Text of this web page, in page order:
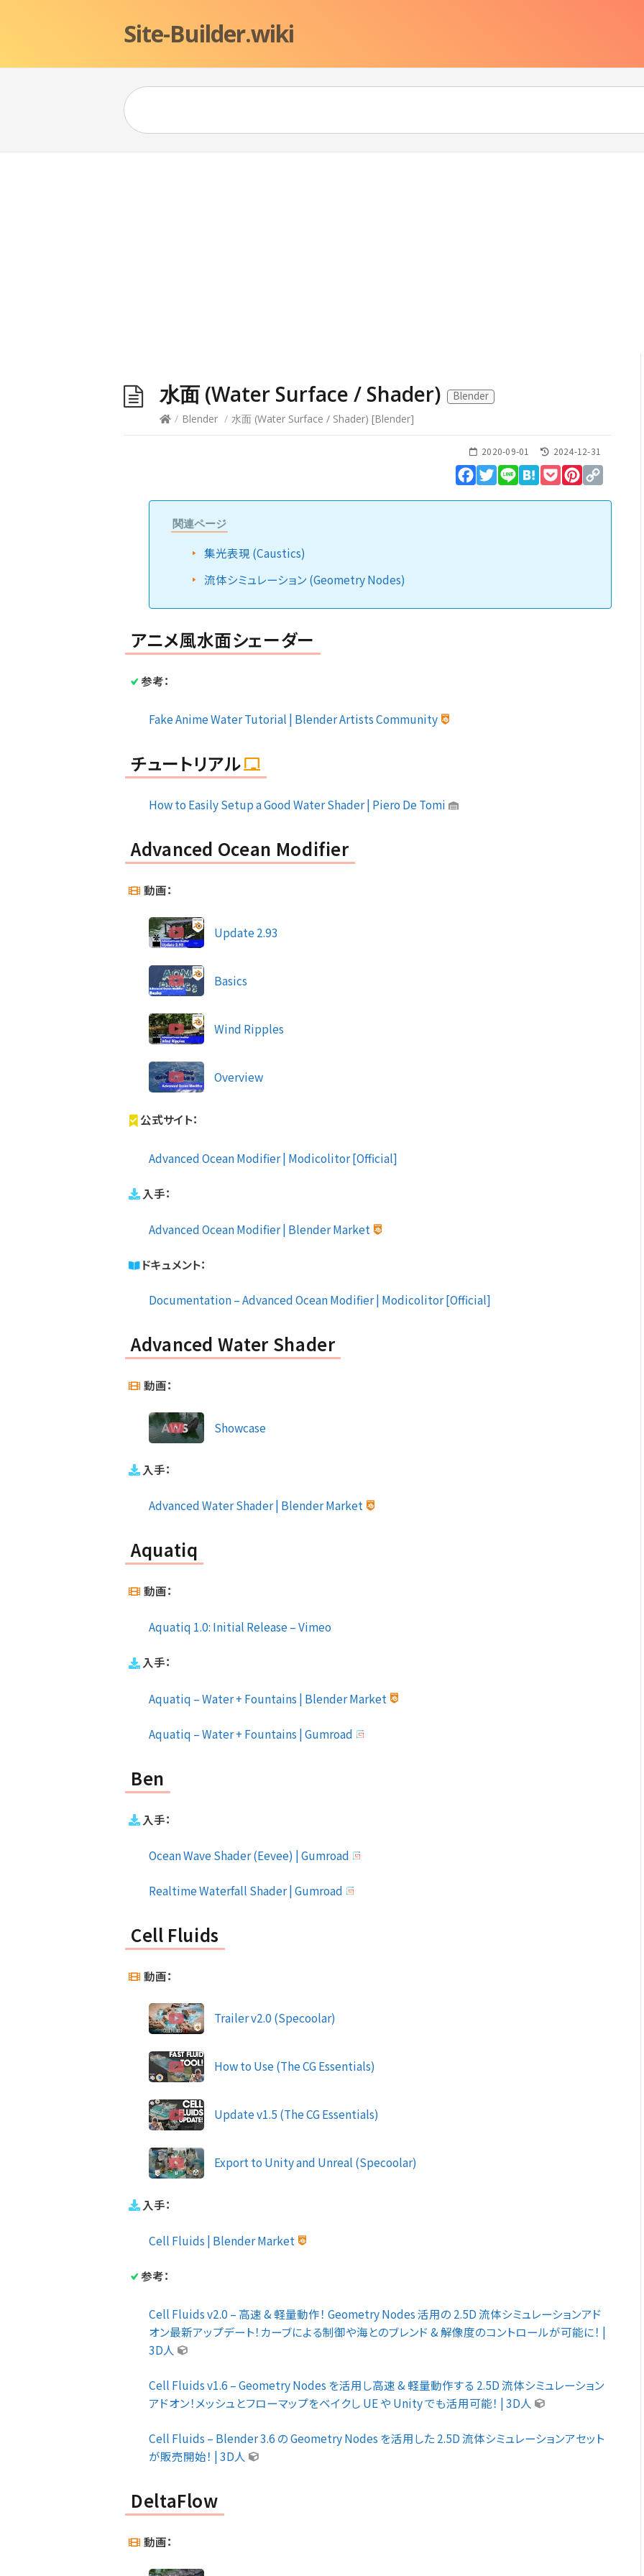
Site-Builder.wiki
水面 (Water Surface / Shader)
Blender
/ Blender / 水面 (Water Surface / Shader) [Blender]
2020-09-01 2024-12-31
Facebook
Twitter
Line HatenaPocketPinterest
関連ページ
集光表現 (Caustics)
流体シミュレーション (Geometry Nodes)
アニメ風水面シェーダー
参考：
Fake Anime Water Tutorial | Blender Artists Community
チュートリアル
How to Easily Setup a Good Water Shader | Piero De Tomi
Advanced Ocean Modifier
動画：
Update 2.93
Basics
Wind Ripples
Overview
公式サイト：
Advanced Ocean Modifier | Modicolitor [Official]
入手：
Advanced Ocean Modifier | Blender Market
ドキュメント：
Documentation – Advanced Ocean Modifier | Modicolitor [Official]
Advanced Water Shader
動画：
Showcase
入手：
Advanced Water Shader | Blender Market
Aquatiq
動画：
Aquatiq 1.0: Initial Release – Vimeo
入手：
Aquatiq – Water + Fountains | Blender Market
Aquatiq – Water + Fountains | Gumroad
Ben
入手：
Ocean Wave Shader (Eevee) | Gumroad
Realtime Waterfall Shader | Gumroad
Cell Fluids
動画：
Trailer v2.0 (Specoolar)
How to Use (The CG Essentials)
Update v1.5 (The CG Essentials)
Export to Unity and Unreal (Specoolar)
入手：
Cell Fluids | Blender Market
参考：
Cell Fluids v2.0 – 高速 & 軽量動作！ Geometry Nodes 活用の 2.5D 流体シミュレーションアド
オン最新アップデート！カーブによる制御や海とのブレンド & 解像度のコントロールが可能に！ |
3D人
Cell Fluids v1.6 – Geometry Nodes を活用し高速 & 軽量動作する 2.5D 流体シミュレーション
アドオン！メッシュとフローマップをベイクし UE や Unity でも活用可能！ | 3D人
Cell Fluids – Blender 3.6 の Geometry Nodes を活用した 2.5D 流体シミュレーションアセット
が販売開始！ | 3D人
DeltaFlow
動画：